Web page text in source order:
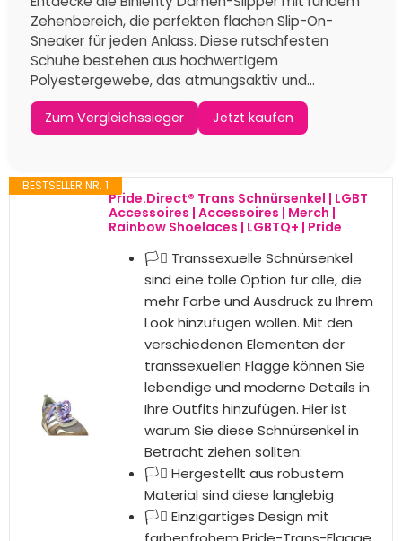
Dolyues Rainbow LGBT
Gay Pride Print Damen
Casual Slip On
Sneakers, Bequeme
Leichte Sport Outdoor
Sportschuhe
HUGS IDEA Laufschuhe
zum Schnüren von
Turnschuhen,
atmungsaktive Mesh-
Turnschuhe für den
täglichen Sport,
Fitnessstudio, Fitness,
Rainbow Black, 44 EU
Druck Atmungsaktive
Schlüpfen Turnschuhe
Frauen Beiläufig Trainer
Wanderschuhe 42 EU
SCHUHE
Dolyues Regenbogen
LGBT Druck Sporthalle
Schnürsneaker Lässige
Leichte Atmungsaktive
Trainer Joggingschuhe
45 EU
Unser Vergleichssieger